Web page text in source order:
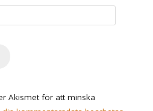
Akismet för att minska